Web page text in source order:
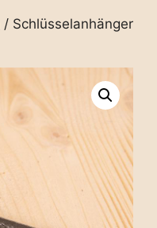
/ Schlüsselanhänger